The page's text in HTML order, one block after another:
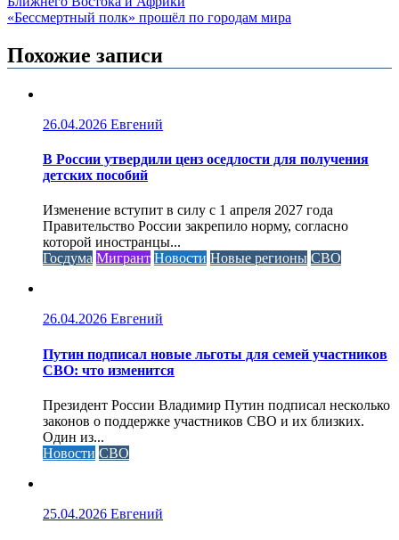
«Бессмертный полк» прошёл по городам мира
Похожие записи
26.04.2026 Евгений
В России утвердили ценз оседлости для получения
детских пособий
Изменение вступит в силу с 1 апреля 2027 года
Правительство России закрепило норму, согласно
которой иностранцы...
Госдума Мигрант Новости Новые регионы СВО
26.04.2026 Евгений
Путин подписал новые льготы для семей участников
СВО: что изменится
Президент России Владимир Путин подписал несколько
законов о поддержке участников СВО и их близких.
Один из...
Новости СВО
25.04.2026 Евгений